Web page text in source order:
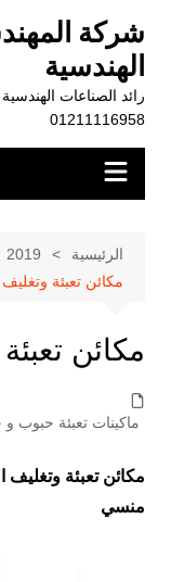
المحتوى
شركة
الهندسية
01211116958
الرئيسية 2019
مكائن تعبئة
مكائن
ماكينات تعبئة حبوب
مكائن تعبئة وتغليف
منسي